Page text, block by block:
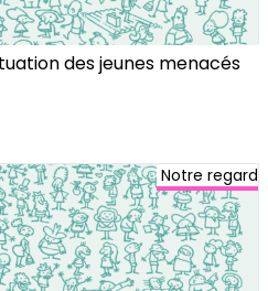
des jeunes menacés
Notre regard